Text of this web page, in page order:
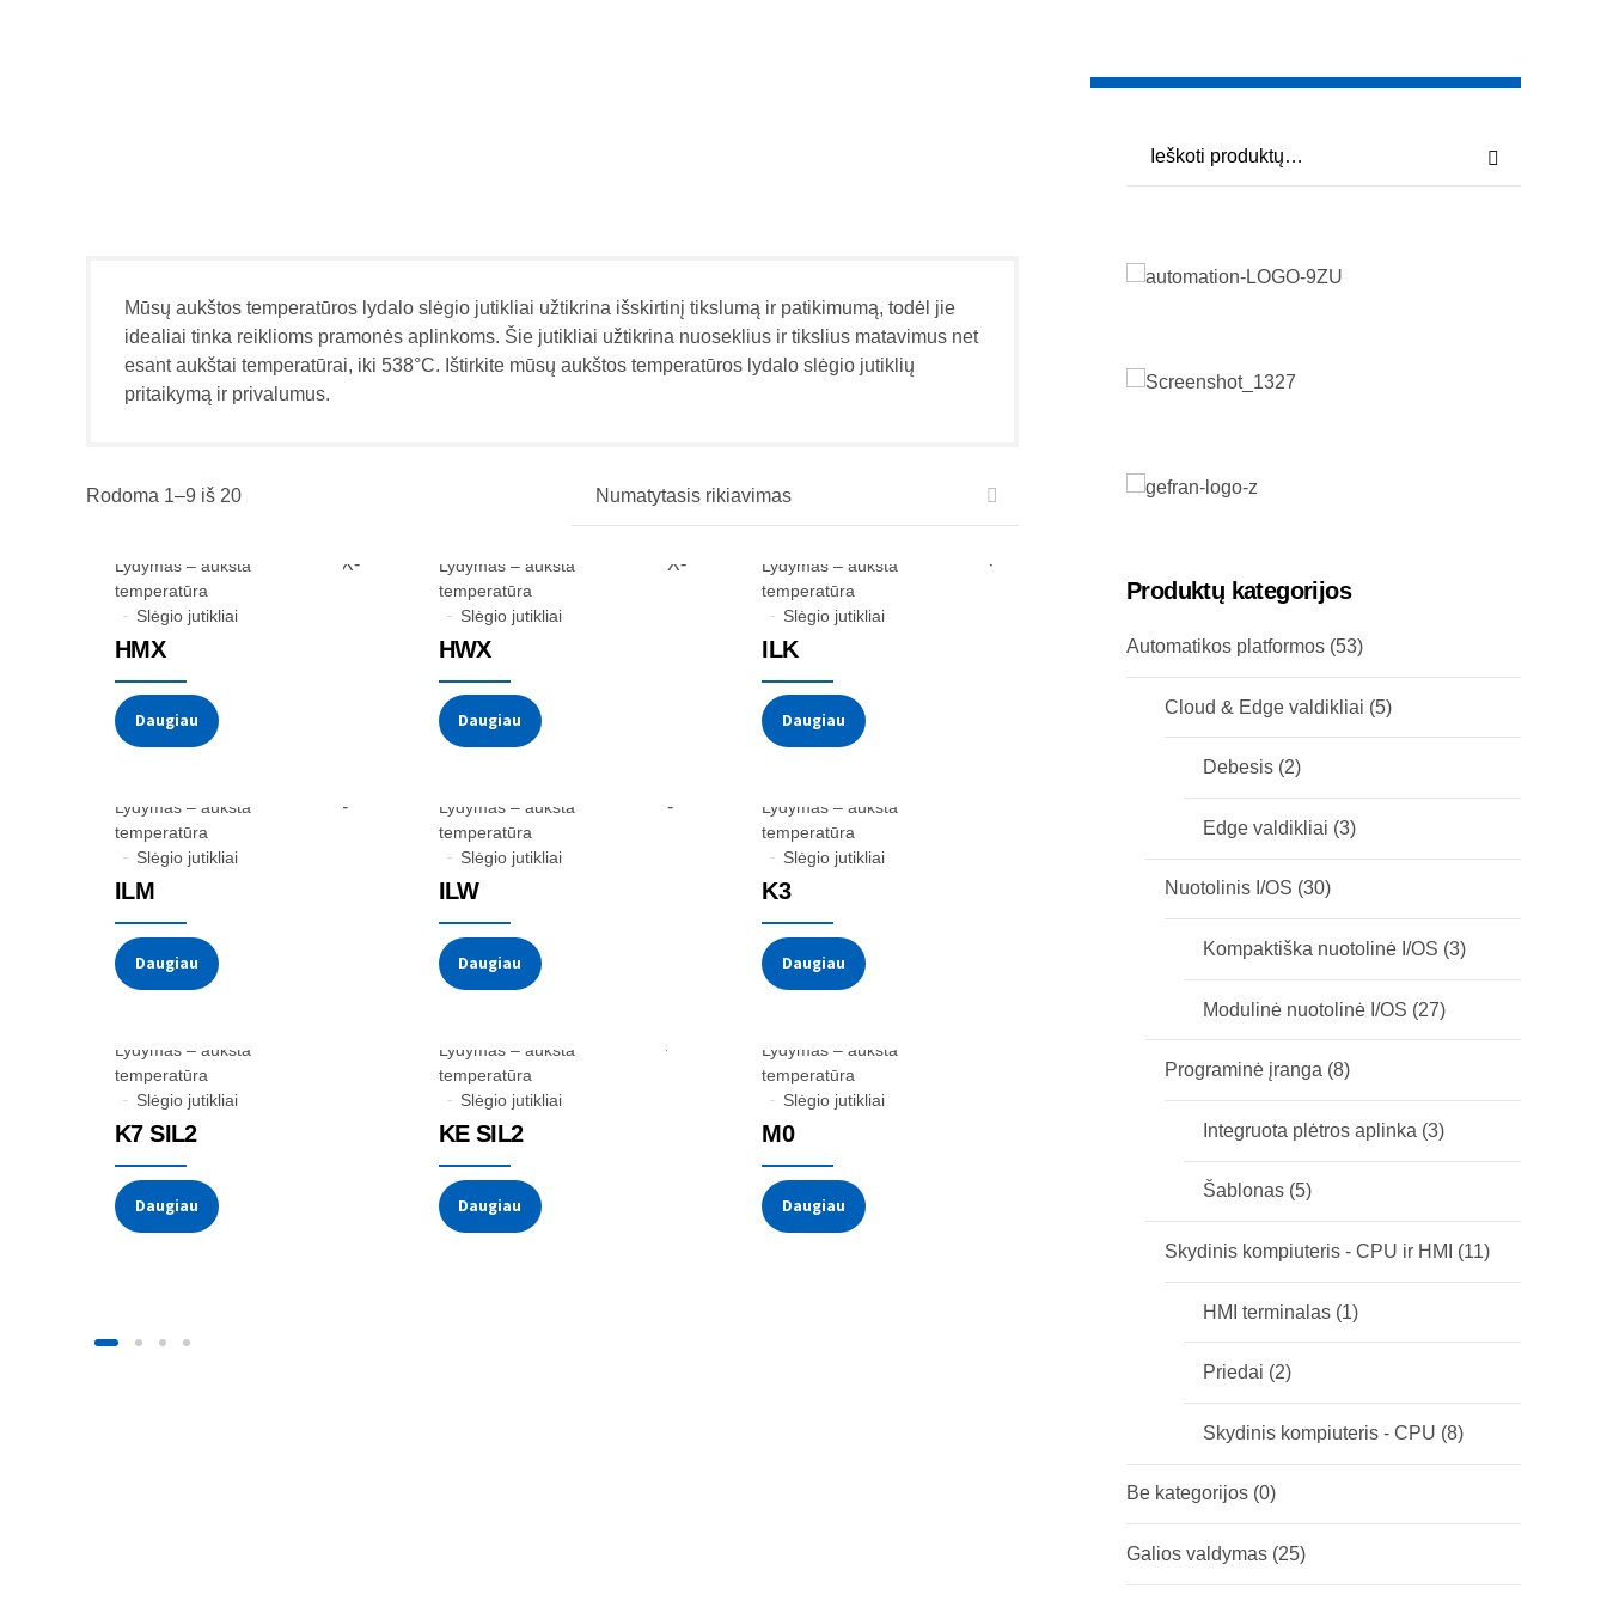
Mūsų aukštos temperatūros lydalo slėgio jutikliai užtikrina išskirtinį tikslumą ir patikimumą, todėl jie
idealiai tinka reiklioms pramonės aplinkoms. Šie jutikliai užtikrina nuoseklius ir tikslius matavimus net
esant aukštai temperatūrai, iki 538°C. Ištirkite mūsų aukštos temperatūros lydalo slėgio jutiklių
pritaikymą ir privalumus.
Rodoma 1–9 iš 20
Lydymas – aukšta
temperatūra
Slėgio jutikliai
HMX
Daugiau
Lydymas – aukšta
temperatūra
Slėgio jutikliai
HWX
Daugiau
Lydymas – aukšta
temperatūra
Slėgio jutikliai
ILK
Daugiau
Lydymas – aukšta
temperatūra
Slėgio jutikliai
ILM
Daugiau
Lydymas – aukšta
temperatūra
Slėgio jutikliai
ILW
Daugiau
Lydymas – aukšta
temperatūra
Slėgio jutikliai
K3
Daugiau
Lydymas – aukšta
temperatūra
Slėgio jutikliai
K7 SIL2
Daugiau
Lydymas – aukšta
temperatūra
Slėgio jutikliai
KE SIL2
Daugiau
Lydymas – aukšta
temperatūra
Slėgio jutikliai
M0
Daugiau
Produktų kategorijos
Automatikos platformos (53)
Cloud & Edge valdikliai (5)
Debesis (2)
Edge valdikliai (3)
Nuotolinis I/OS (30)
Kompaktiška nuotolinė I/OS (3)
Modulinė nuotolinė I/OS (27)
Programinė įranga (8)
Integruota plėtros aplinka (3)
Šablonas (5)
Skydinis kompiuteris - CPU ir HMI (11)
HMI terminalas (1)
Priedai (2)
Skydinis kompiuteris - CPU (8)
Be kategorijos (0)
Galios valdymas (25)